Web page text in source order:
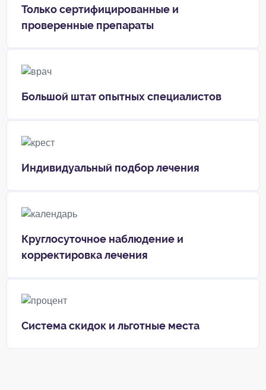
Только сертифицированные и
проверенные препараты
Большой штат опытных специалистов
Индивидуальный подбор лечения
Круглосуточное наблюдение и
корректировка лечения
Система скидок и льготные места